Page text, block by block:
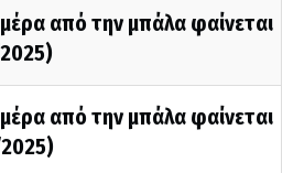
από την μπάλα φαίνεται
από την μπάλα φαίνεται